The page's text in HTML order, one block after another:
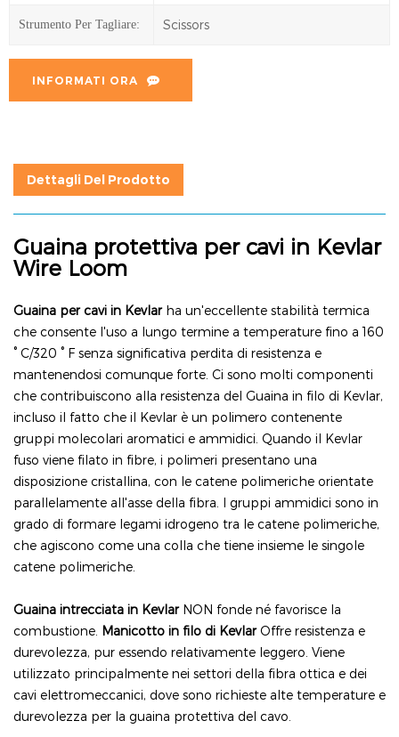
Strumento Per Tagliare: Scissors
INFORMATI ORA
Dettagli Del Prodotto
Guaina protettiva per cavi in Kevlar
Wire Loom
Guaina per cavi in Kevlar ha un'eccellente stabilità termica
che consente l'uso a lungo termine a temperature fino a 160
° C/320 ° F senza significativa perdita di resistenza e
mantenendosi comunque forte. Ci sono molti componenti
che contribuiscono alla resistenza del Guaina in filo di Kevlar,
incluso il fatto che il Kevlar è un polimero contenente
gruppi molecolari aromatici e ammidici. Quando il Kevlar
fuso viene filato in fibre, i polimeri presentano una
disposizione cristallina, con le catene polimeriche orientate
parallelamente all'asse della fibra. I gruppi ammidici sono in
grado di formare legami idrogeno tra le catene polimeriche,
che agiscono come una colla che tiene insieme le singole
catene polimeriche.
Guaina intrecciata in Kevlar NON fonde né favorisce la
combustione. Manicotto in filo di KevlarOffre resistenza e
durevolezza, pur essendo relativamente leggero. Viene
utilizzato principalmente nei settori della fibra ottica e dei
cavi elettromeccanici, dove sono richieste alte temperature e
durevolezza per la guaina protettiva del cavo.